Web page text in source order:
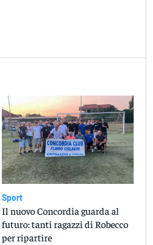
Sport
Il nuovo Concordia guarda al
futuro: tanti ragazzi di Robecco
per ripartire